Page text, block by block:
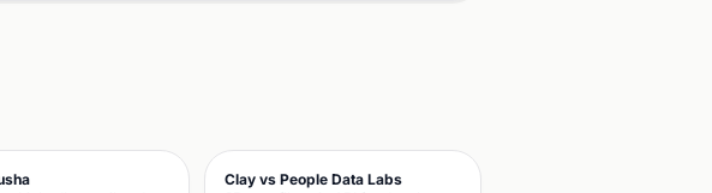
Clay vs People Data Labs